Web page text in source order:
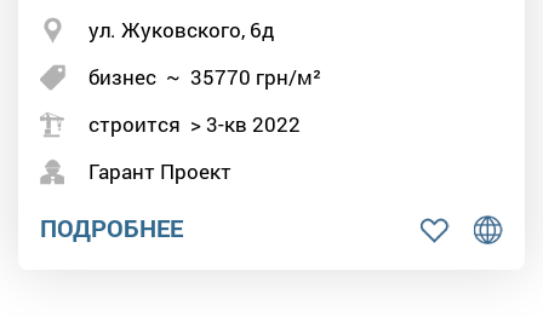
ул. Жуковского, 6д
бизнес ~ 35770 грн/м²
строится > 3-кв 2022
Гарант Проект
ПОДРОБНЕЕ